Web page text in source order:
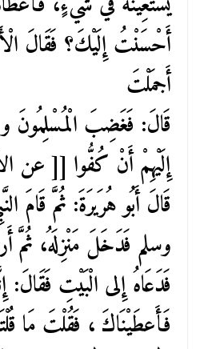
أَحْسَنْتُ إِلَيْكَ؟ فَقَالَ
أَجمَلْتَ
قَالَ: فَغَضِبَ الْمُسْلِمُونَ و
إِلَيْهِمْ أَنْ كُفُّوا [[ عن
قَالَ أَبُو هُرَيرَةَ: ثُمَّ قَامَ
وسلم فَدَخَلَ مَنْزِلَهُ، ثُمَّ
فَدَعَاهُ إِلى الْبَيْتِ فَقَالَ:
فَأَعطَيْنَاكَ ، فَقُلْتَ مَا